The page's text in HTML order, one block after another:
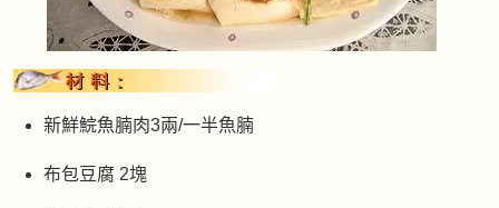
新鮮鯇魚腩肉3兩/一半魚腩
布包豆腐 2塊